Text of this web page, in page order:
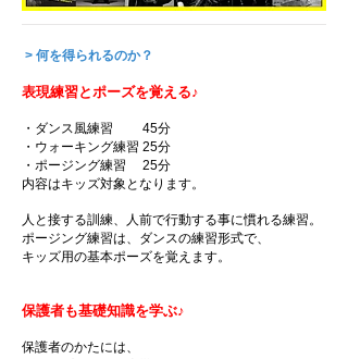
> 何を得られるのか？
表現練習とポーズを覚える♪
・ダンス風練習 45分
・ウォーキング練習 25分
・ポージング練習 25分
内容はキッズ対象となります。
人と接する訓練、人前で行動する事に慣れる練習。
ポージング練習は、ダンスの練習形式で、
キッズ用の基本ポーズを覚えます。
保護者も基礎知識を学ぶ♪
保護者のかたには、